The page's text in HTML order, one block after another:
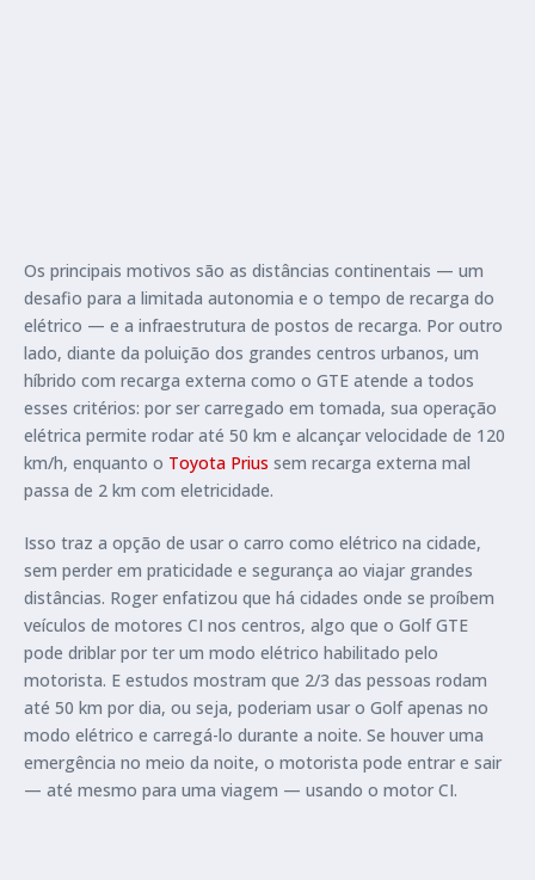
Os principais motivos são as distâncias continentais — um
desafio para a limitada autonomia e o tempo de recarga do
elétrico — e a infraestrutura de postos de recarga. Por outro
lado, diante da poluição dos grandes centros urbanos, um
híbrido com recarga externa como o GTE atende a todos
esses critérios: por ser carregado em tomada, sua operação
elétrica permite rodar até 50 km e alcançar velocidade de 120
km/h, enquanto o Toyota Prius sem recarga externa mal
passa de 2 km com eletricidade.
Isso traz a opção de usar o carro como elétrico na cidade,
sem perder em praticidade e segurança ao viajar grandes
distâncias. Roger enfatizou que há cidades onde se proíbem
veículos de motores CI nos centros, algo que o Golf GTE
pode driblar por ter um modo elétrico habilitado pelo
motorista. E estudos mostram que 2/3 das pessoas rodam
até 50 km por dia, ou seja, poderiam usar o Golf apenas no
modo elétrico e carregá-lo durante a noite. Se houver uma
emergência no meio da noite, o motorista pode entrar e sair
— até mesmo para uma viagem — usando o motor CI.